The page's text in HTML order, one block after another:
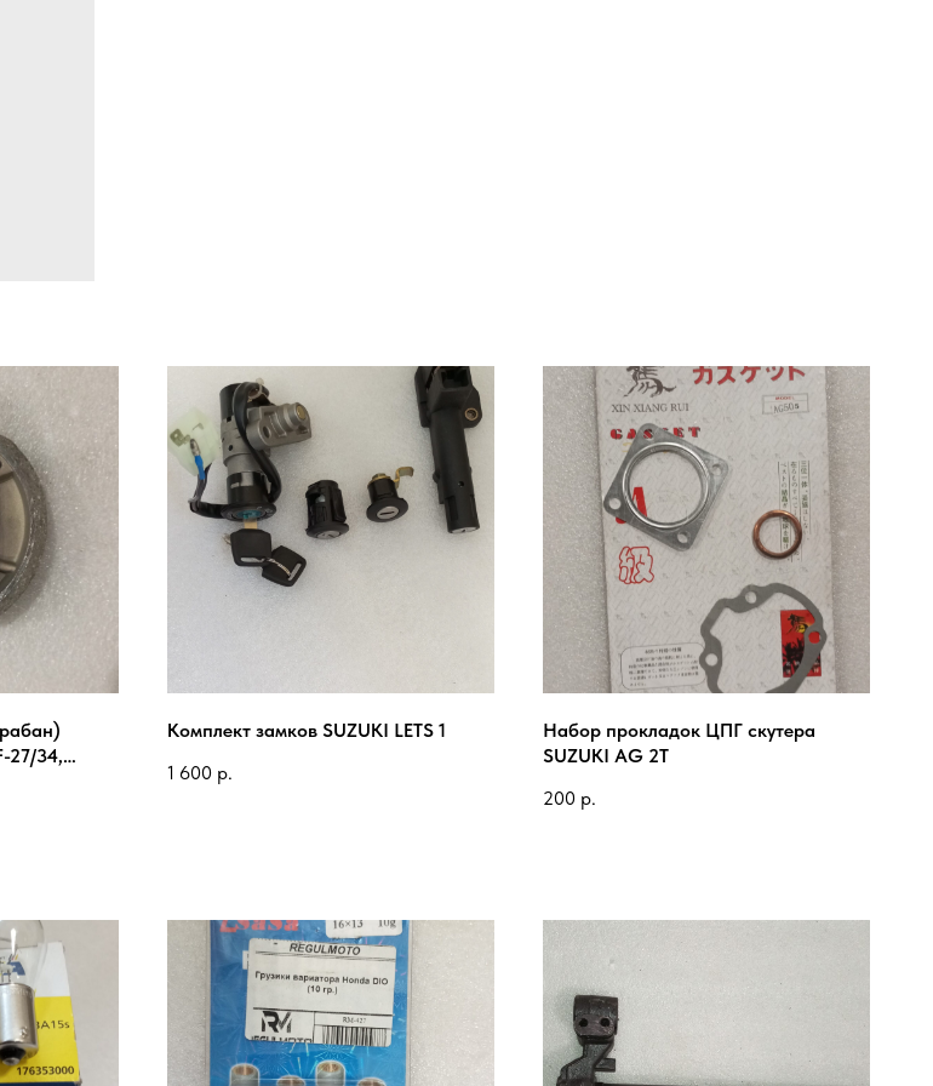
27/34,
Комплект замков SUZUKI LETS 1
1 600 р.
Набор прокладок ЦПГ скутера
SUZUKI AG 2Т
200 р.